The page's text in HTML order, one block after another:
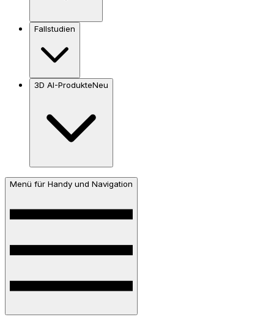
Fallstudien
3D AI-ProdukteNeu
Menü für Handy und Navigation